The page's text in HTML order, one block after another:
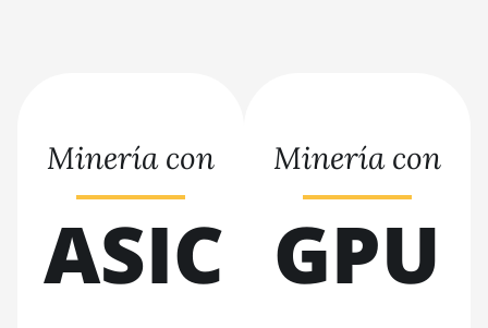
S17 Pro (50Th)
BITMAIN AntMiner
S17+
Minería con
ASIC
Minería con
GPU